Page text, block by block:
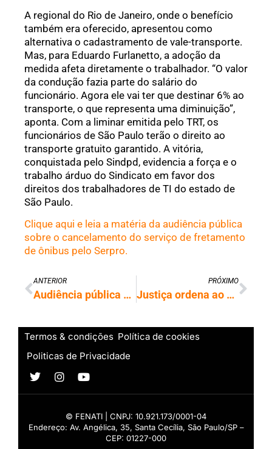
A regional do Rio de Janeiro, onde o benefício
também era oferecido, apresentou como
alternativa o cadastramento de vale-transporte.
Mas, para Eduardo Furlanetto, a adoção da
medida afeta diretamente o trabalhador. “O valor
da condução fazia parte do salário do
funcionário. Agora ele vai ter que destinar 6% ao
transporte, o que representa uma diminuição”,
aponta. Com a liminar emitida pelo TRT, os
funcionários de São Paulo terão o direito ao
transporte gratuito garantido. A vitória,
conquistada pelo Sindpd, evidencia a força e o
trabalho árduo do Sindicato em favor dos
direitos dos trabalhadores de TI do estado de
São Paulo.
Clique aqui e leia a matéria da audiência pública
sobre o cancelamento do serviço de fretamento
de ônibus pelo Serpro.
ANTERIOR
Audiência pública discute fim do serviço de fretamento de ônibus aos trabalhadores do Serpro
PRÓXIMO
Justiça ordena ao Serpro manter gratuidade de ônibus e vans
Termos & condições Política de cookies
Politicas de Privacidade
© FENATI | CNPJ: 10.921.173/0001-04
Endereço: Av. Angélica, 35, Santa Cecília, São Paulo/SP –
CEP: 01227-000